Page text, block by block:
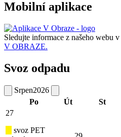
Mobilní aplikace
Sledujte informace z našeho webu v
V OBRAZE.
Svoz odpadu
Srpen2026
Po
Út St
27
svoz PET